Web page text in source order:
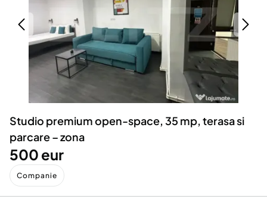
Servicii
Animale de companie
Afaceri și echipamente profesionale
Inchiriere Bunuri si Vehicule
Utilaje agricole si industriale
Piese auto si accesorii
Dacia Duster
Studio premium open-space, 35 mp, terasa si
parcare – zona
500 eur
Companie